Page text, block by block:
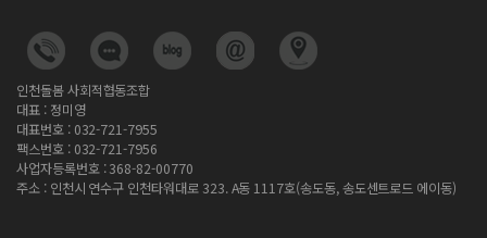
인천돌봄 사회적협동조합
대표 : 정미영
대표번호 : 032-721-7955
팩스번호 : 032-721-7956
사업자등록번호 : 368-82-00770
주소 : 인천시 연수구 인천타워대로 323. A동 1117호(송도동, 송도센트로드 에이동)